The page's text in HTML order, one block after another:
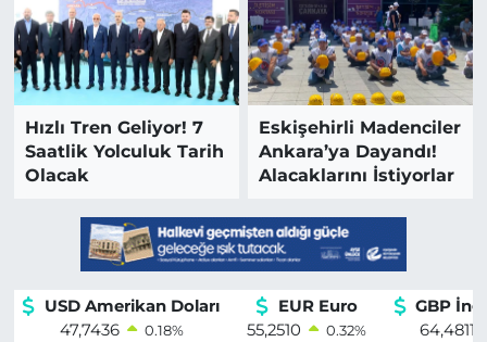
Hızlı Tren Geliyor! 7
Saatlik Yolculuk Tarih
Olacak
Eskişehirli Madenciler
Ankara’ya Dayandı!
Alacaklarını İstiyorlar
USD Amerikan Doları
47,7436
0.18%
EUR Euro
55,2510
0.32%
GBP
64,4811
MAGAZİN
ESKİŞEHİRSPOR